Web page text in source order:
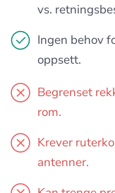
vs.
Ingen behov
oppsett.
Begrenset
rom.
Krever
antenner.